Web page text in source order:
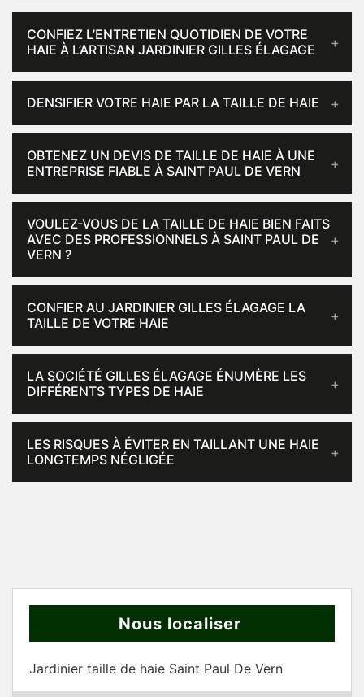
CONFIEZ L’ENTRETIEN QUOTIDIEN DE VOTRE
HAIE À L’ARTISAN JARDINIER GILLES ÉLAGAGE
DENSIFIER VOTRE HAIE PAR LA TAILLE DE HAIE
OBTENEZ UN DEVIS DE TAILLE DE HAIE À UNE
ENTREPRISE FIABLE À SAINT PAUL DE VERN
VOULEZ-VOUS DE LA TAILLE DE HAIE BIEN FAITS
AVEC DES PROFESSIONNELS À SAINT PAUL DE
VERN ?
CONFIER AU JARDINIER GILLES ÉLAGAGE LA
TAILLE DE VOTRE HAIE
LA SOCIÉTÉ GILLES ÉLAGAGE ÉNUMÈRE LES
DIFFÉRENTS TYPES DE HAIE
LES RISQUES À ÉVITER EN TAILLANT UNE HAIE
LONGTEMPS NÉGLIGÉE
Nous localiser
Jardinier taille de haie Saint Paul De Vern